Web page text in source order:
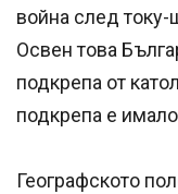
война след
Освен това
подкрепа от
подкрепа е
Географското